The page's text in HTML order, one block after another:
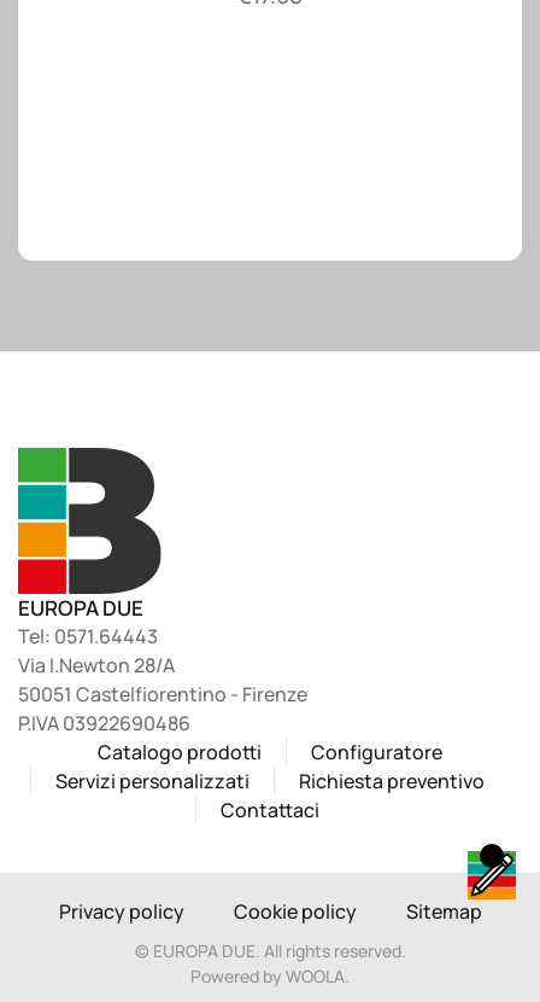
EUROPA DUE
Tel: 0571.64443
Via I.Newton 28/A
50051 Castelfiorentino - Firenze
P.IVA 03922690486
Catalogo prodotti
Configuratore
Servizi personalizzati
Richiesta preventivo
Contattaci
Privacy policy Cookie policy Sitemap
© EUROPA DUE. All rights reserved.
Powered by WOOLA.